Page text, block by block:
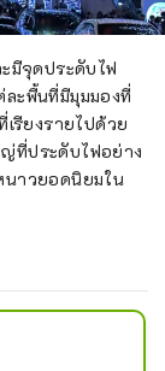
มีจุดประดับไฟ
ะพื้นที่มีมุมมองที่
รียงรายไปด้วย
ที่ประดับไฟอย่าง
นาวยอดนิยมใน